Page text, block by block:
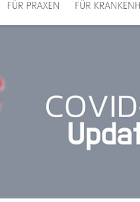
FÜR PRAXEN FÜR